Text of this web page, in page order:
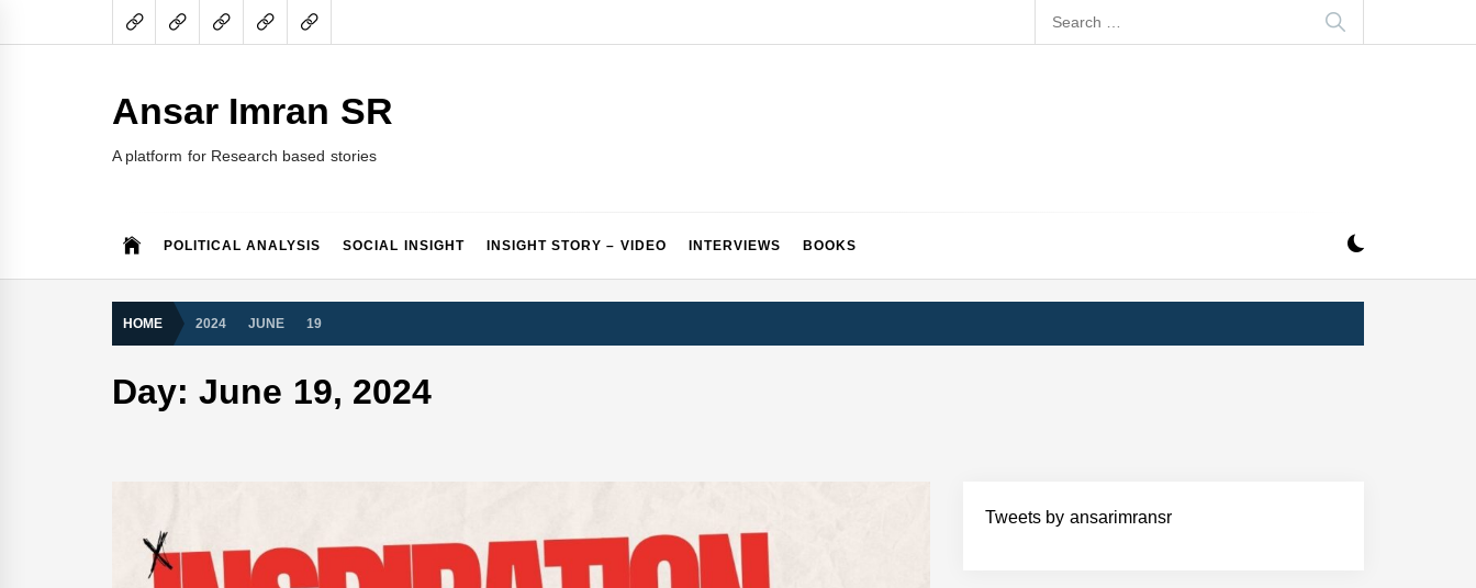
to
Search
for:
Ansar Imran SR
A platform for Research based stories
POLITICAL ANALYSIS SOCIAL INSIGHT INSIGHT STORY – VIDEO INTERVIEWS BOOKS
HOME 2024 JUNE 19
Day:June 19, 2024
Tweets by ansarimransr